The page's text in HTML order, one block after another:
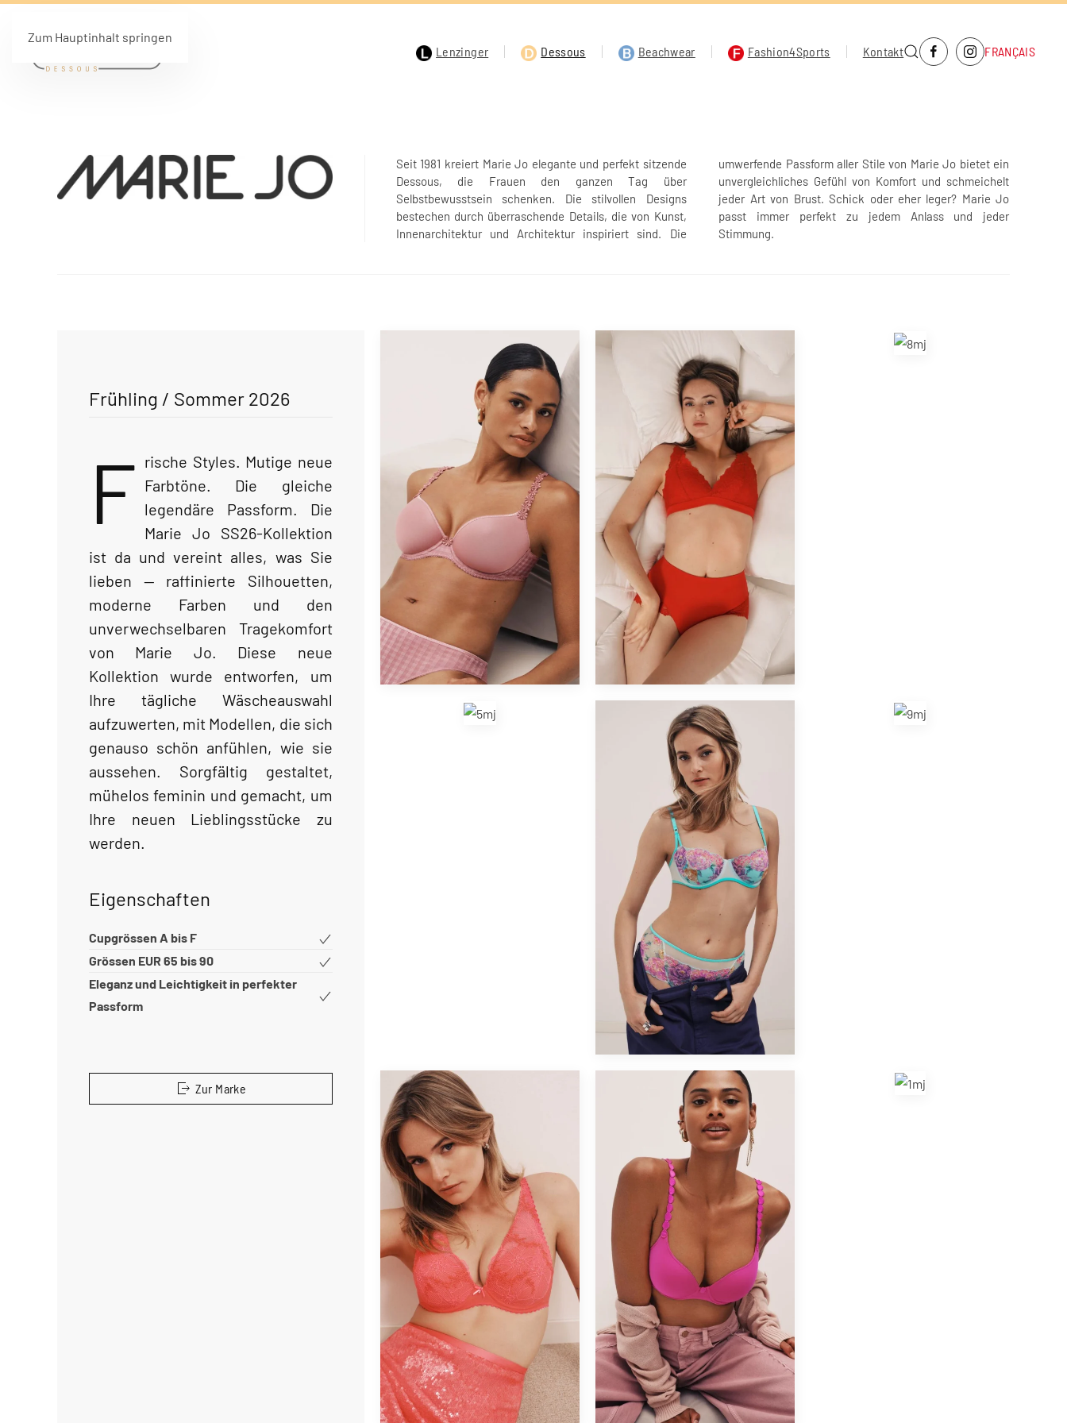
Zum Hauptinhalt springen
Lenzinger
Dessous Beachwear Fashion4Sports Kontakt FRANÇAIS
Seit 1981 kreiert Marie Jo elegante und perfekt sitzende
Dessous, die Frauen den ganzen Tag über
Selbstbewusstsein schenken. Die stilvollen Designs
bestechen durch überraschende Details, die von Kunst,
Innenarchitektur und Architektur inspiriert sind. Die
umwerfende Passform aller Stile von Marie Jo bietet ein
unvergleichliches Gefühl von Komfort und schmeichelt
jeder Art von Brust. Schick oder eher leger? Marie Jo
passt immer perfekt zu jedem Anlass und jeder
Stimmung.
Frühling / Sommer 2026
F rische Styles. Mutige neue
Farbtöne. Die gleiche
legendäre Passform. Die
Marie Jo SS26-Kollektion
ist da und vereint alles, was Sie
lieben — raffinierte Silhouetten,
moderne Farben und den
unverwechselbaren Tragekomfort
von Marie Jo. Diese neue
Kollektion wurde entworfen, um
Ihre tägliche Wäscheauswahl
aufzuwerten, mit Modellen, die sich
genauso schön anfühlen, wie sie
aussehen. Sorgfältig gestaltet,
mühelos feminin und gemacht, um
Ihre neuen Lieblingsstücke zu
werden.
Eigenschaften
Cupgrössen A bis F
Grössen EUR 65 bis 90
Eleganz und Leichtigkeit in perfekter
Passform
Zur Marke